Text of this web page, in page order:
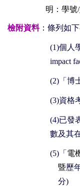
明 ： 學號
檢附資料：條列如
(1)個人
impact
(2) 「
(3)資格
(4)已發
數及其
(5) 「電
暨歷
分)